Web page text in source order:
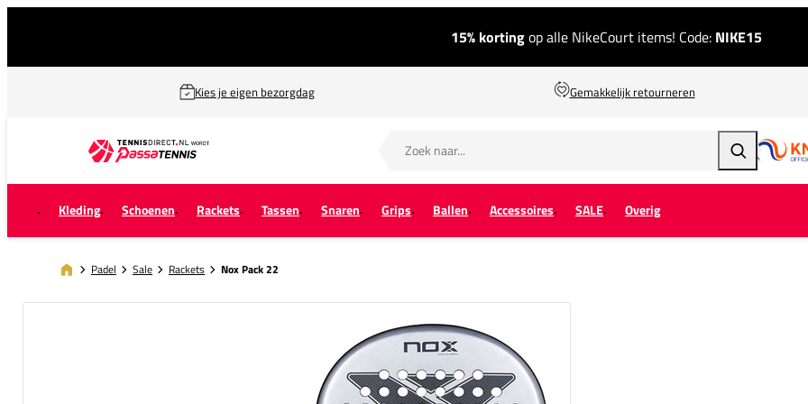
15% kortingop alle NikeCourt items! Code: NIKE15
Kies je eigen bezorgdag Gemakkelijk retourneren
Zoeken
Kleding Schoenen Rackets Tassen Snaren Grips Ballen Accessoires SALE Overig
Padel Sale Rackets Nox Pack 22